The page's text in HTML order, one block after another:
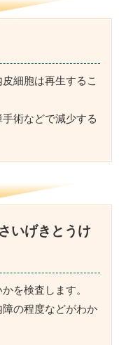
細胞は再生するこ
術などで減少する
いげきとうけ
を検査します。
の程度などがわか